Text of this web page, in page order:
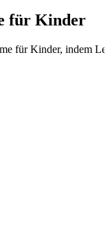
für Kinder
für Kinder, indem